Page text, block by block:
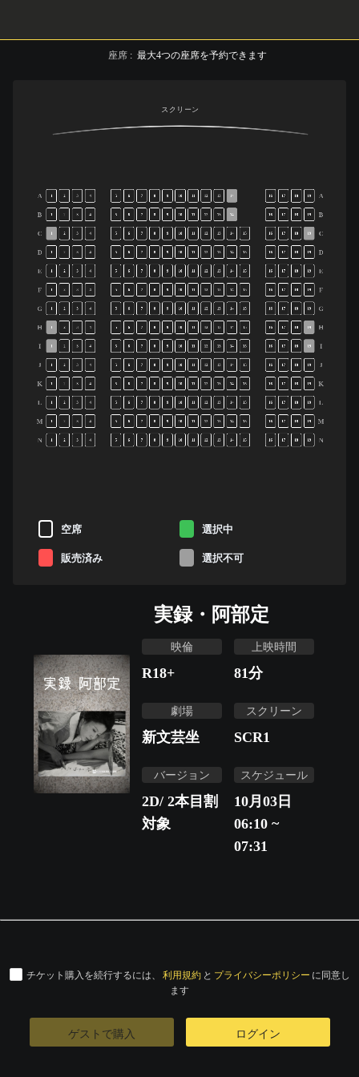
座席 : 最大4つの座席を予約できます
スクリーン
A
B
C
D
E
F
G
H
I
J
K
L
M
N
A
B
C
D
E
F
G
H
I
J
K
L
M
N
1 2 3 4 5 6 7 8 9 10 11 12 13 14 16 17 18 19
1 2 3 4 5 6 7 8 9 10 11 12 13 14 16 17 18 19
1 2 3 4 5 6 7 8 9 10 11 12 13 14 15 16 17 18 19
1 2 3 4 5 6 7 8 9 10 11 12 13 14 15 16 17 18 19
2 3 4 5 6 7 8 9 10 12 13 14 15 16 17 18 19
1 2 3 4 5 6 7 8 9 10 11 12 13 14 15 16 17 18 19
2 3 4 5 6 7 8 9 10 12 13 14 15 16 17 18 19
1 2 3 4 5 6 7 8 9 10 11 12 13 14 15 16 17 18 19
2 3 5 6 7 9 10 11 12 13 14 15 16 17 18
1 2 3 4 5 6 7 8 9 10 11 12 13 14 15 16 17 18 19
1 2 3 4 5 6 7 8 9 10 11 12 13 14 15 16 17 18 19
1 2 3 4 5 6 7 8 9 10 11 12 13 14 15 16 17 18 19
1 2 3 4 5 6 7 8 9 10 11 12 13 14 15 16 17 18 19
1 2 3 4 5 6 7 8 9 10 12 13 14 15 16 17 18 19
空席 選択中
販売済み 選択不可
実録・阿部定
映倫
R18+
上映時間
81分
劇場
新文芸坐
スクリーン
SCR1
バージョン
2D/ 2本目割
対象
スケジュール
10月03日
06:10 ~
07:31
チケット購入を続行するには、 利用規約 と プライバシーポリシー に同意し
ます
ゲストで購入 ログイン